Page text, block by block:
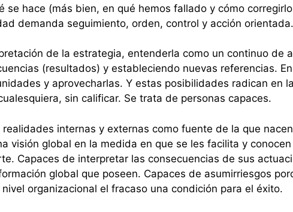
se hace (más bien, en qué hemos fallado y cómo
demanda seguimiento, orden, control y acción orientada.
de la estrategia, entenderla como un continuo de
(resultados) y estableciendo nuevas referencias.
y aprovecharlas. Y estas posibilidades radican en
sin calificar. Se trata de personas capaces.
internas y externas como fuente de la que
visión global en la medida en que se les facilita y
Capaces de interpretar las consecuencias de sus
global que poseen. Capaces de asumirriesgos
organizacional el fracaso una condición para el éxito.